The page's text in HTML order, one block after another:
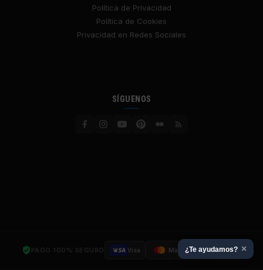
Política de Privacidad
Política de Cookies
Privacidad en Redes Sociales
SÍGUENOS
PAGO 100% SEGURO Visa Mastercard SSL
¿Te ayudamos? ×